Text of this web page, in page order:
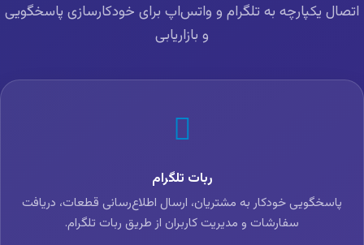
یکپارچه به تلگرام و واتس‌اپ برای خودکارسازی پاسخگویی
و بازاریابی
ربات تلگرام
پاسخگویی خودکار به مشتریان، ارسال اطلاع‌رسانی قطعات، دریافت
سفارشات و مدیریت کاربران از طریق ربات تلگرام.